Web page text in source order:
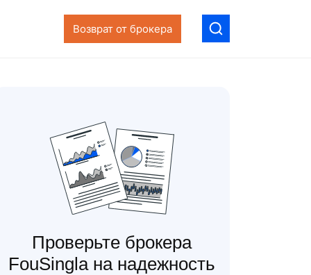
Возврат от брокера
Проверьте брокера
FouSingla на надежность